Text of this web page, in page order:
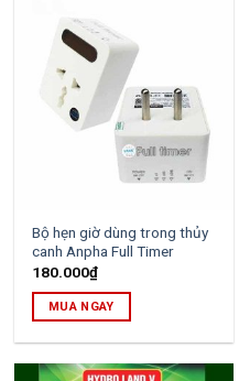
Bộ hẹn giờ dùng trong thủy
canh Anpha Full Timer
180.000₫
MUA NGAY